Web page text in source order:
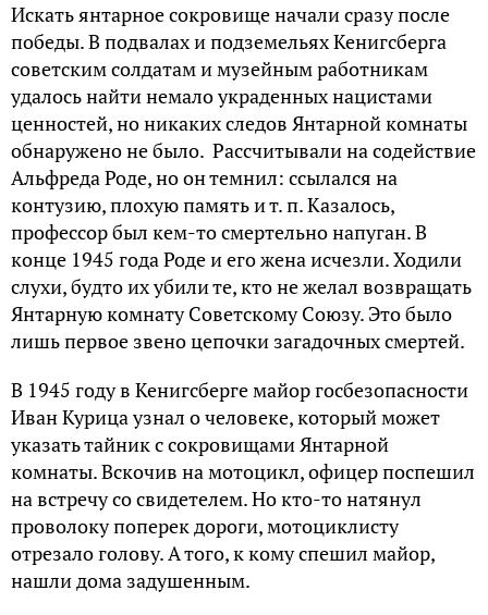
Искать янтарное сокровище начали сразу после
победы. В подвалах и подземельях Кенигсберга
советским солдатам и музейным работникам
удалось найти немало украденных нацистами
ценностей, но никаких следов Янтарной комнаты
обнаружено не было. Рассчитывали на содействие
Альфреда Роде, но он темнил: ссылался на
контузию, плохую память и т. п. Казалось,
профессор был кем-то смертельно напуган. В
конце 1945 года Роде и его жена исчезли. Ходили
слухи, будто их убили те, кто не желал возвращать
Янтарную комнату Советскому Союзу. Это было
лишь первое звено цепочки загадочных смертей.
В 1945 году в Кенигсберге майор госбезопасности
Иван Курица узнал о человеке, который может
указать тайник с сокровищами Янтарной
комнаты. Вскочив на мотоцикл, офицер поспешил
на встречу со свидетелем. Но кто-то натянул
проволоку поперек дороги, мотоциклисту
отрезало голову. А того, к кому спешил майор,
нашли дома задушенным.